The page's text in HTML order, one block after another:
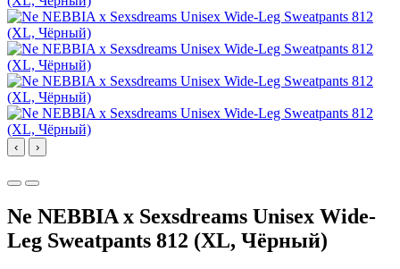
‹ ›
Ne NEBBIA x Sexsdreams Unisex Wide-
Leg Sweatpants 812 (XL, Чёрный)